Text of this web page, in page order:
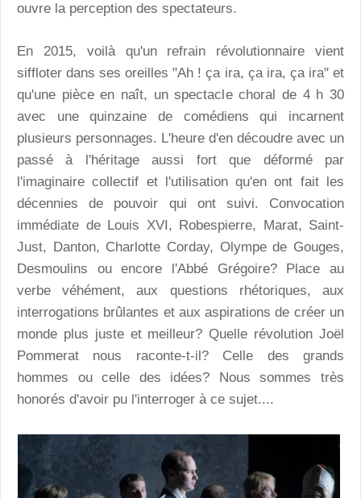
ouvre la perception des spectateurs.
En 2015, voilà qu'un refrain révolutionnaire vient
siffloter dans ses oreilles "Ah ! ça ira, ça ira, ça ira" et
qu'une pièce en naît, un spectacle choral de 4 h 30
avec une quinzaine de comédiens qui incarnent
plusieurs personnages. L'heure d'en découdre avec un
passé à l'héritage aussi fort que déformé par
l'imaginaire collectif et l'utilisation qu'en ont fait les
décennies de pouvoir qui ont suivi. Convocation
immédiate de Louis XVI, Robespierre, Marat, Saint-
Just, Danton, Charlotte Corday, Olympe de Gouges,
Desmoulins ou encore l'Abbé Grégoire? Place au
verbe véhément, aux questions rhétoriques, aux
interrogations brûlantes et aux aspirations de créer un
monde plus juste et meilleur? Quelle révolution Joël
Pommerat nous raconte-t-il? Celle des grands
hommes ou celle des idées? Nous sommes très
honorés d'avoir pu l'interroger à ce sujet....